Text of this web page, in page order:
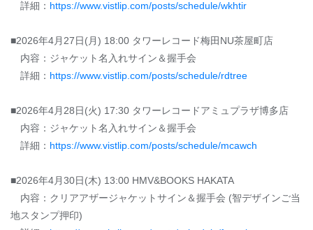
詳細： https://www.vistlip.com/posts/schedule/wkhtir
■2026年4月27日(月) 18:00 タワーレコード梅田NU茶屋町店
内容：ジャケット名入れサイン＆握手会
詳細： https://www.vistlip.com/posts/schedule/rdtree
■2026年4月28日(火) 17:30 タワーレコードアミュプラザ博多店
内容：ジャケット名入れサイン＆握手会
詳細： https://www.vistlip.com/posts/schedule/mcawch
■2026年4月30日(木) 13:00 HMV&BOOKS HAKATA
内容：クリアアザージャケットサイン＆握手会 (智デザインご当
地スタンプ押印)